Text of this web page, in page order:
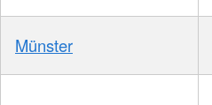
Münster